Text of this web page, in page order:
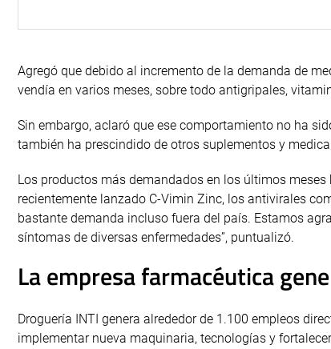
Agregó que debido al incremento de la demanda de
vendía en varios meses, sobre todo antigripales,
Sin embargo, aclaró que ese comportamiento no ha
también ha prescindido de otros suplementos y
Los productos más demandados en los últimos
recientemente lanzado C-Vimin Zinc, los antivirales
bastante demanda incluso fuera del país. Estamos
síntomas de diversas enfermedades”, puntualizó.
La empresa farmacéutica
Droguería INTI genera alrededor de 1.100 empleos
implementar nueva maquinaria, tecnologías y